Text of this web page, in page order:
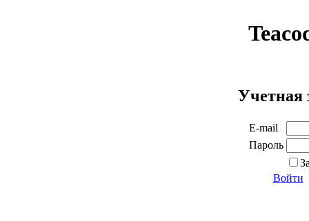
Учетная
E-mail
Пароль
Войти